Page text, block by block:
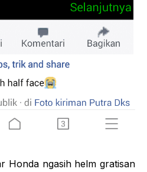
Honda ngasih helm gratisan